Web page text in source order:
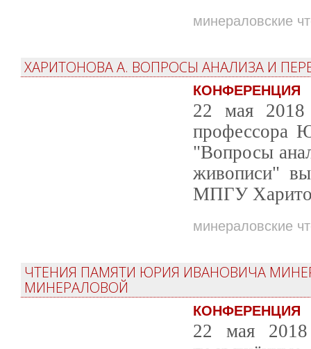
минераловские
ХАРИТОНОВА А. ВОПРОСЫ АНАЛИЗА И
КОНФЕРЕНЦИЯ
22 мая 2018
профессора
"Вопросы
живописи"
МПГУ
минераловские
ЧТЕНИЯ ПАМЯТИ ЮРИЯ ИВАНОВИЧА
МИНЕРАЛОВОЙ
КОНФЕРЕНЦИЯ
22 мая 2018